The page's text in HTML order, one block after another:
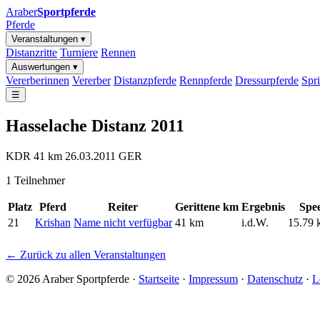
AraberSportpferde
Pferde
Veranstaltungen ▾
Distanzritte Turniere Rennen
Auswertungen ▾
Vererberinnen Vererber Distanzpferde Rennpferde Dressurpferde
☰
Hasselache Distanz 2011
KDR 41 km 26.03.2011 GER
1 Teilnehmer
Platz Pferd Reiter Gerittene km Ergebnis
21
Krishan Name nicht verfügbar 41 km i.d.W. 15.79
← Zurück zu allen Veranstaltungen
© 2026 Araber Sportpferde · Startseite · Impressum · Datenschutz ·